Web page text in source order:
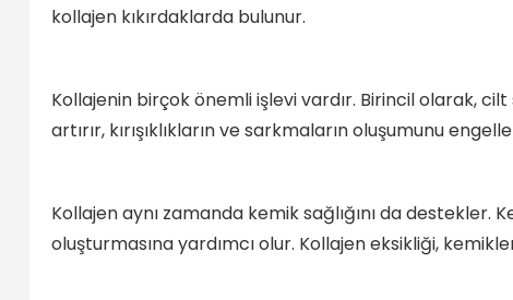
kollajen kıkırdaklarda bulunur.
Kollajenin birçok önemli işlevi vardır. Birincil olarak, cilt
artırır, kırışıklıkların ve sarkmaların oluşumunu
Kollajen aynı zamanda kemik sağlığını da
oluşturmasına yardımcı olur. Kollajen eksikliği,